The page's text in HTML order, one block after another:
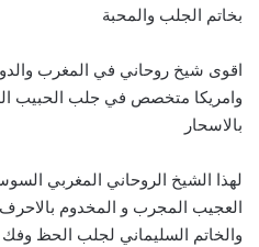
بخاتم الجلب والمحبة
اقوى شيخ روحاني في المغرب والدول
وامريكا متخصص في جلب الحبيب
بالاسحار
لهذا الشيخ الروحاني المغربي
العجيب المجرب و المخدوم بالاحرف
والخاتم السليماني لجلب الحظ